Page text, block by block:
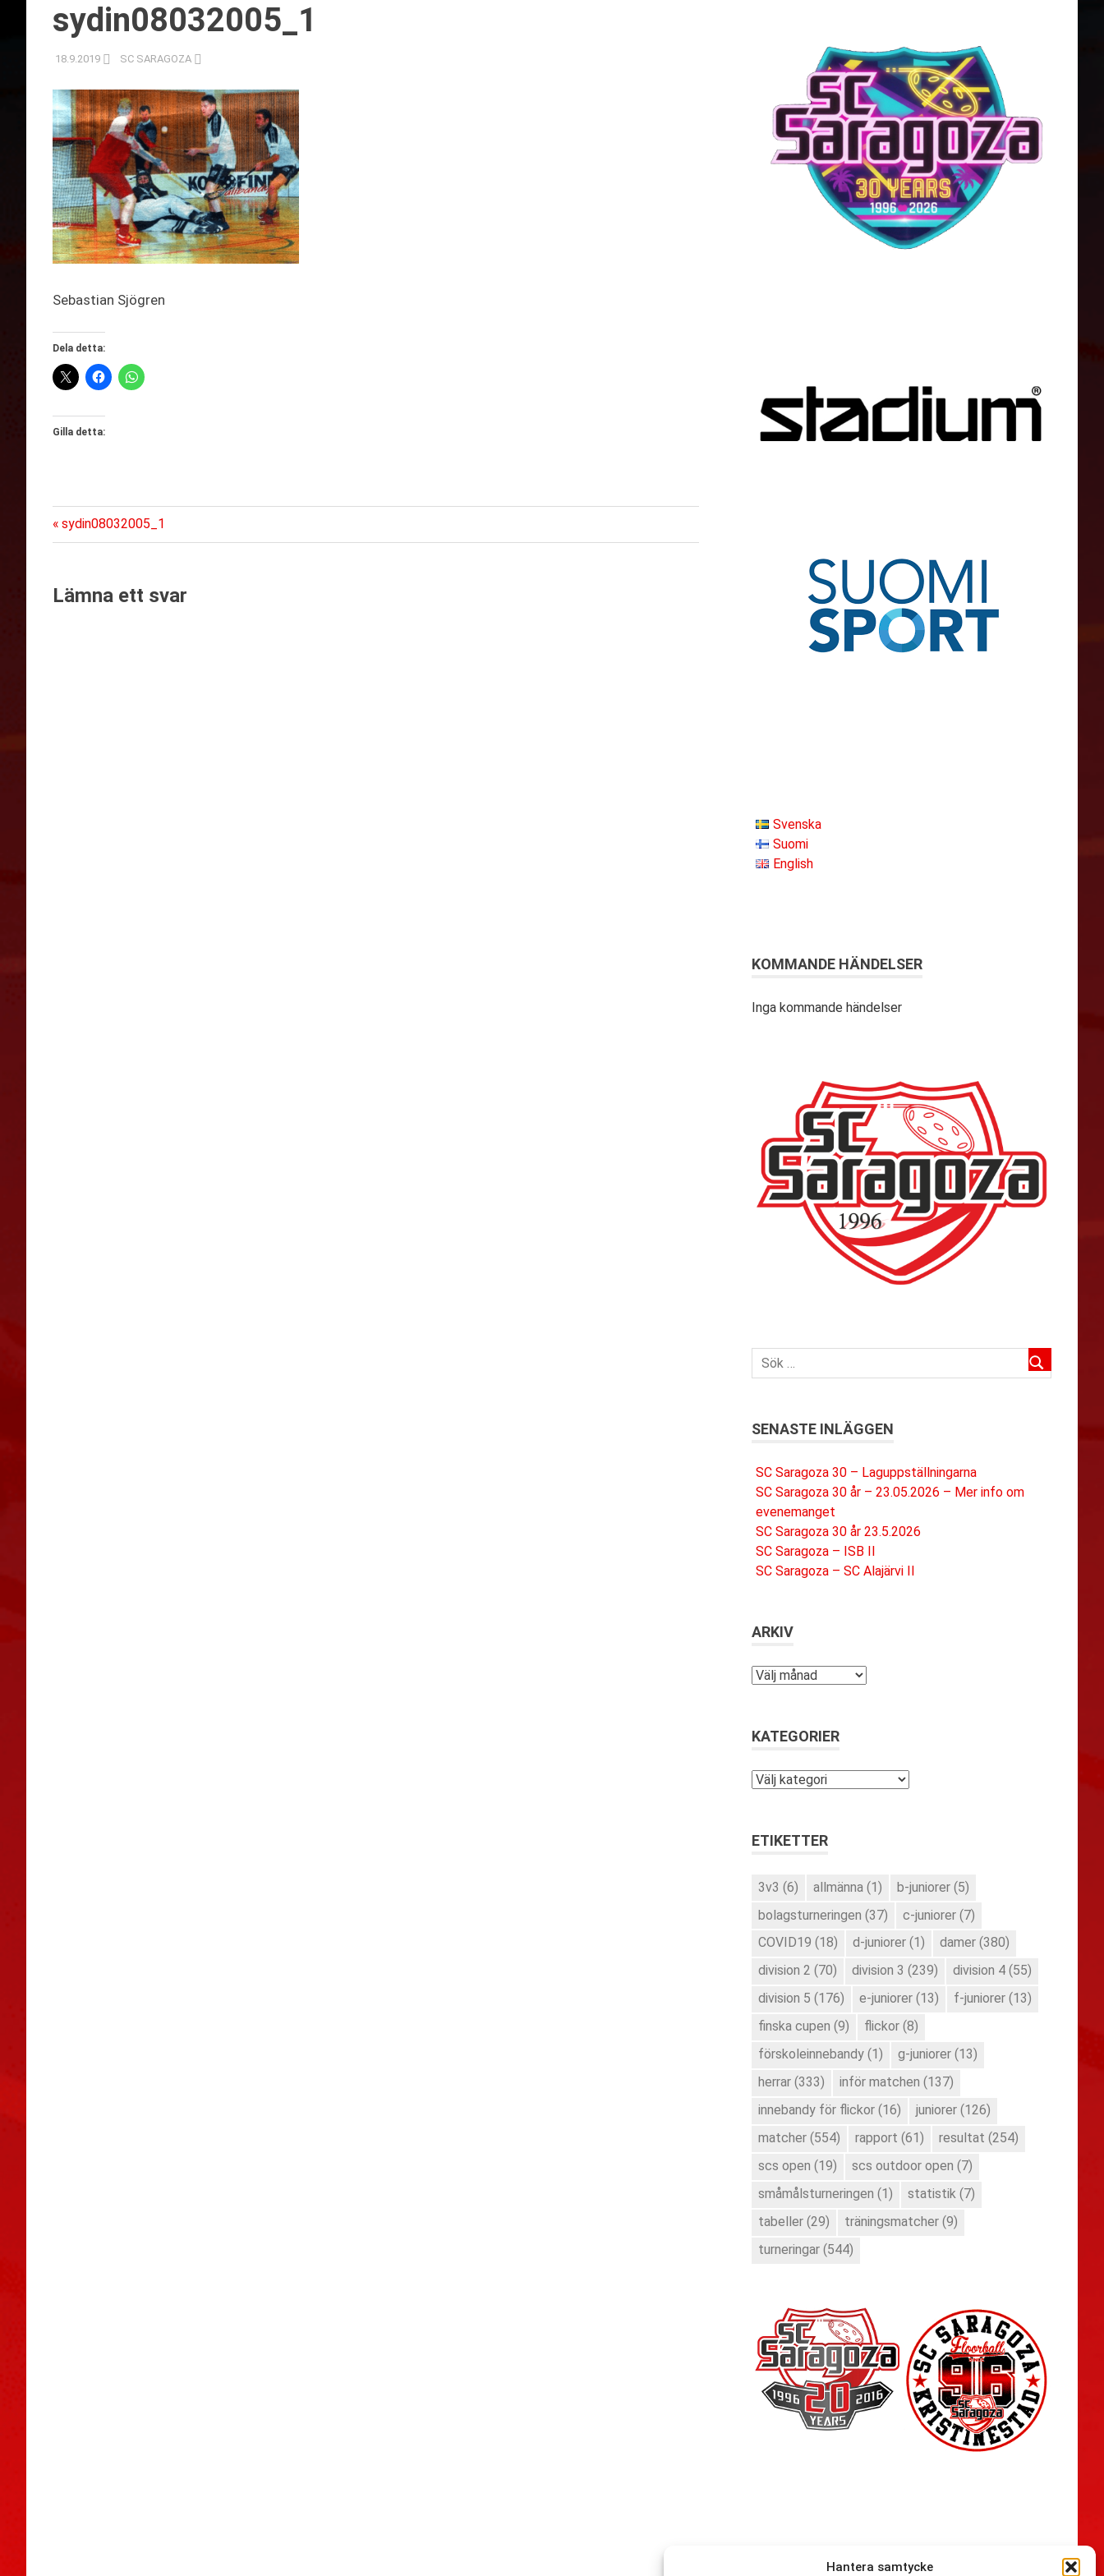
Hantera samtycke
sydin08032005_1
18.9.2019 SC SARAGOZA
Sebastian Sjögren
Dela detta:
Gilla detta:
Inläggsnavigering
Föregående
inlägg:
sydin08032005_1
Lämna ett svar
Svenska
Suomi
English
KOMMANDE HÄNDELSER
Inga kommande händelser
SENASTE INLÄGGEN
SC Saragoza 30 – Laguppställningarna
SC Saragoza 30 år – 23.05.2026 – Mer info om
evenemanget
SC Saragoza 30 år 23.5.2026
SC Saragoza – ISB II
SC Saragoza – SC Alajärvi II
ARKIV
Arkiv
KATEGORIER
Kategorier
ETIKETTER
3v3 (6) allmänna (1) b-juniorer (5)
bolagsturneringen (37) c-juniorer (7)
COVID19 (18) d-juniorer (1) damer (380)
division 2 (70) division 3 (239) division 4 (55)
division 5 (176) e-juniorer (13) f-juniorer (13)
finska cupen (9) flickor (8)
förskoleinnebandy (1) g-juniorer (13)
herrar (333) inför matchen (137)
innebandy för flickor (16) juniorer (126)
matcher (554) rapport (61) resultat (254)
scs open (19) scs outdoor open (7)
småmålsturneringen (1) statistik (7)
tabeller (29) träningsmatcher (9)
turneringar (544)